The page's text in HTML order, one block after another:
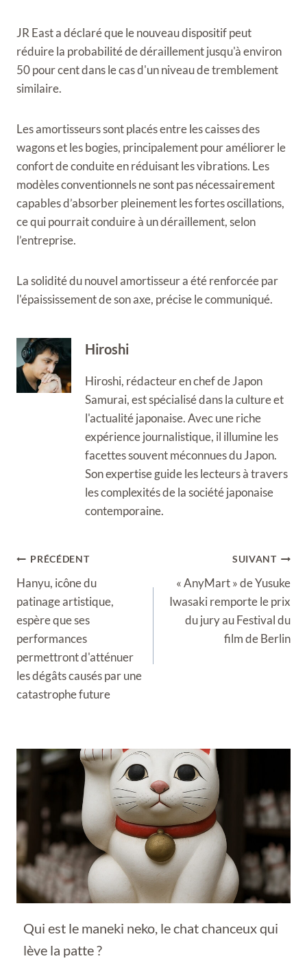
JR East a déclaré que le nouveau dispositif peut
réduire la probabilité de déraillement jusqu'à environ
50 pour cent dans le cas d'un niveau de tremblement
similaire.
Les amortisseurs sont placés entre les caisses des
wagons et les bogies, principalement pour améliorer le
confort de conduite en réduisant les vibrations. Les
modèles conventionnels ne sont pas nécessairement
capables d’absorber pleinement les fortes oscillations,
ce qui pourrait conduire à un déraillement, selon
l’entreprise.
La solidité du nouvel amortisseur a été renforcée par
l'épaississement de son axe, précise le communiqué.
Hiroshi
Hiroshi, rédacteur en chef de Japon
Samurai, est spécialisé dans la culture et
l'actualité japonaise. Avec une riche
expérience journalistique, il illumine les
facettes souvent méconnues du Japon.
Son expertise guide les lecteurs à travers
les complexités de la société japonaise
contemporaine.
Navigation
de
l’article
PRÉCÉDENT
Hanyu, icône du
patinage artistique,
espère que ses
performances
permettront d'atténuer
les dégâts causés par une
catastrophe future
SUIVANT
« AnyMart » de Yusuke
Iwasaki remporte le prix
du jury au Festival du
film de Berlin
Qui est le maneki neko, le chat chanceux qui
lève la patte ?